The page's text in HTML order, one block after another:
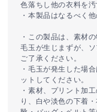
色落ちし他の衣料を
・本製品はなるべく
・この製品は、素材
毛玉が生じまずが、
ご了承ください。
・毛玉が発生した場
ットしてください。
・素材、プリント加
り、白や淡色の下着